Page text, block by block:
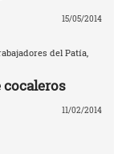
15/05/2014
del Patía,
11/02/2014